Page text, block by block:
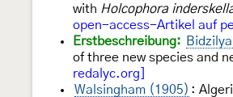
with Holcophora
open-access-Artikel auf
Erstbeschreibung:
of three new species and
redalyc.org]
Walsingham (1905) :